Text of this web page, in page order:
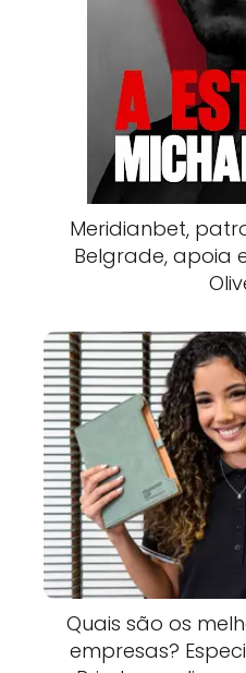
Meridianbet,
Belgrade, apoia
Quais são os
empresas?